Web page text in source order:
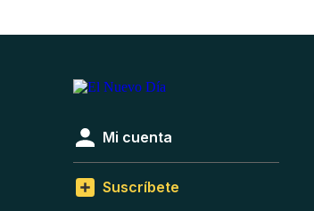
Mi cuenta
Suscríbete